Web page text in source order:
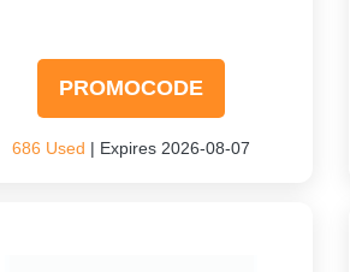
PROMOCODE
686 Used | Expires 2026-08-07